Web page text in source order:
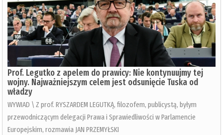
Prof. Legutko z apelem do prawicy: Nie kontynuujmy tej
wojny. Najważniejszym celem jest odsunięcie Tuska od
władzy
WYWIAD \ Z prof. RYSZARDEM LEGUTKĄ, filozofem, publicystą, byłym
przewodniczącym delegacji Prawa i Sprawiedliwości w Parlamencie
Europejskim, rozmawia JAN PRZEMYŁSKI